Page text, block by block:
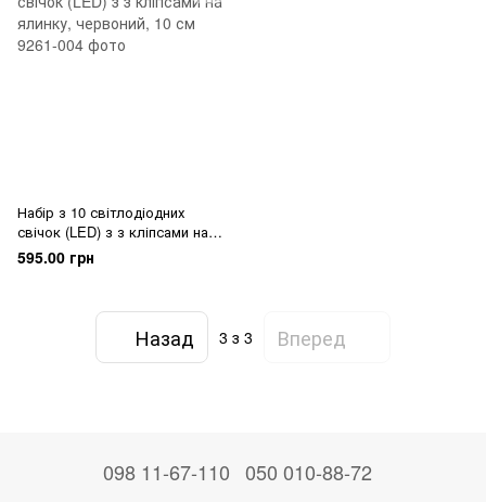
Набір з 10 світлодіодних
свічок (LED) з з кліпсами на
ялинку, червоний, 10 см
595.00 грн
Назад 3 з 3 Вперед
098 11-67-110 050 010-88-72